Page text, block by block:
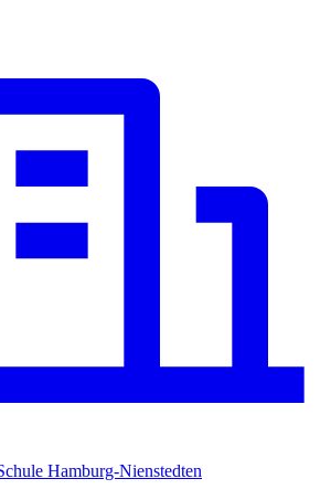
Hamburg-Nienstedten